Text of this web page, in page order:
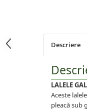
Magnolii
Pachete Promotionale
Plante foioase
Plante ornamentale
Plante urcatoare
Pomi columnari
Descriere
LALELE
Aceste
pleacă sub